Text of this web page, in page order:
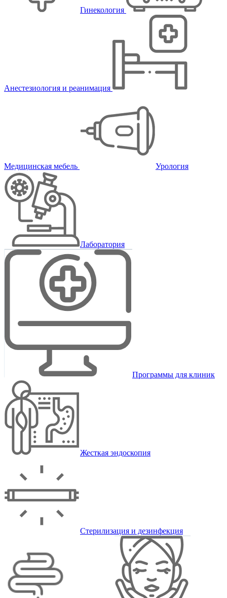
Гинекология
Анестезиология и реанимация
Медицинская мебель Урология
Лаборатория
Программы для клиник
Жесткая эндоскопия
Стерилизация и дезинфекция